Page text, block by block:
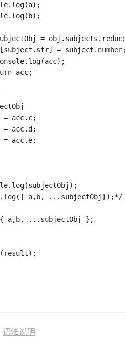
= obj . subjects .
[subject . str] = subject . number;
acc;
= acc.c;
= acc.d;
= acc.e;
a,b, ...subjectObj});*/
{ a, b, ... subjectObj } ;
( result) ;
语法说明